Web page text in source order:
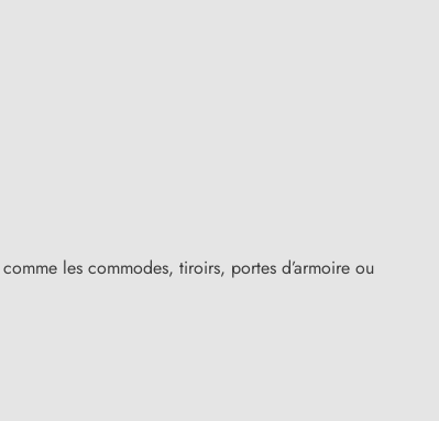
les commodes, tiroirs, portes d’armoire ou